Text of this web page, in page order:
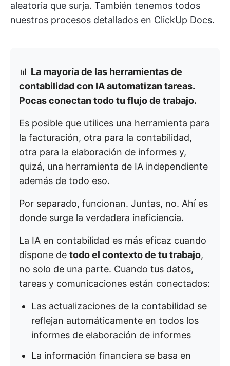
aleatoria que surja. También tenemos todos
nuestros procesos detallados en ClickUp Docs.
📊 La mayoría de las herramientas de
contabilidad con IA automatizan tareas.
Pocas conectan todo tu flujo de trabajo.
Es posible que utilices una herramienta para
la facturación, otra para la contabilidad,
otra para la elaboración de informes y,
quizá, una herramienta de IA independiente
además de todo eso.
Por separado, funcionan. Juntas, no. Ahí es
donde surge la verdadera ineficiencia.
La IA en contabilidad es más eficaz cuando
dispone de todo el contexto de tu trabajo,
no solo de una parte. Cuando tus datos,
tareas y comunicaciones están conectados:
Las actualizaciones de la contabilidad se
reflejan automáticamente en todos los
informes de elaboración de informes
La información financiera se basa en